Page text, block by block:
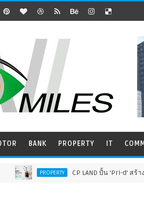
BANK PROPERTY IT
CP LAND ปั้น ‘Pri-d’ สร้าง Customer